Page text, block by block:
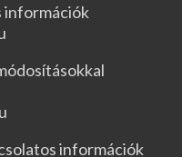
információk
információk